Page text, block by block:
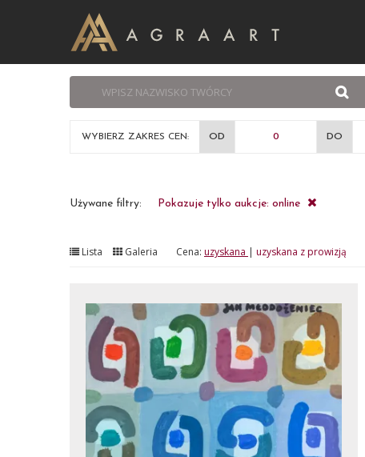
WYBIERZ ZAKRES CEN: OD DO
Używane filtry: Pokazuje tylko aukcje: online
Lista Galeria Cena: uzyskana | uzyskana z prowizją